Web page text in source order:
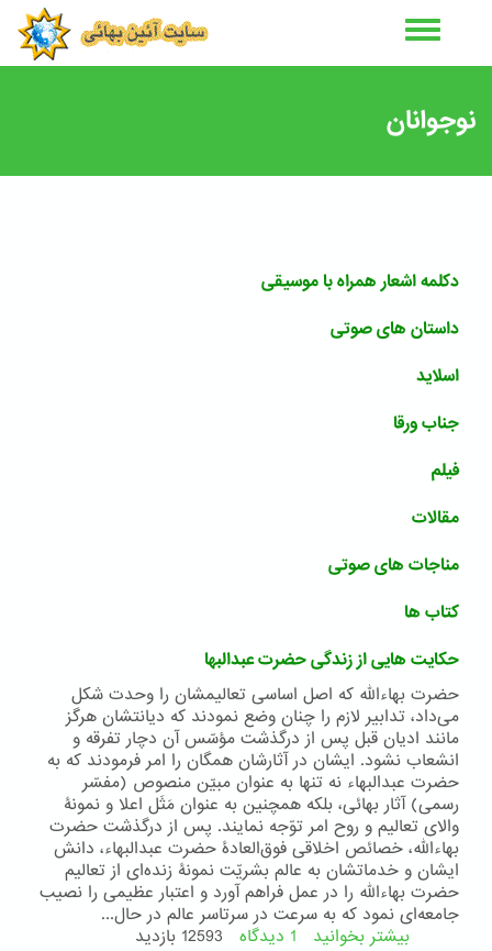
نوجوانان
دکلمه اشعار همراه با موسیقی
داستان های صوتی
اسلاید
جناب ورقا
فیلم
مقالات
مناجات های صوتی
کتاب ها
حکایت هایی از زندگی حضرت عبدالبها
حضرت بهاءالله که اصل اساسی تعالیمشان را وحدت شکل
می‌داد، تدابیر لازم را چنان وضع نمودند که دیانتشان هرگز
مانند ادیان قبل پس از درگذشت مؤسّس آن دچار تفرقه و
انشعاب نشود. ایشان در آثارشان همگان را امر فرمودند که به
حضرت عبدالبهاء نه تنها به عنوان مبیّن منصوص (مفسّر
رسمی) آثار بهائی، بلکه همچنین به عنوان مَثَل اعلا و نمونۀ
والای تعالیم و روح امر توّجه نمایند. پس از درگذشت حضرت
بهاءالله، خصائص اخلاقی فوق‌العادۀ حضرت عبدالبهاء، دانش
ایشان و خدماتشان به عالم بشریّت نمونۀ زنده‌ای از تعالیم
حضرت بهاءالله را در عمل فراهم آورد و اعتبار عظیمی را نصیب
جامعه‌ای نمود که به سرعت در سر‌تا‌سر عالم در حال...
بیشتر بخوانید درباره
1 دیدگاه 12593 بازدید